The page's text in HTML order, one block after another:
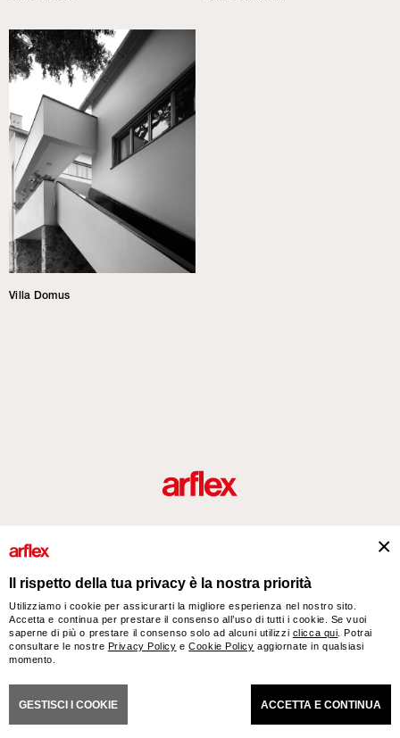
Villa Domus
arflex – sevensalotti spa via Pizzo Scalino 1 20833 Giussano (Monza e Brianza) Italy
- Phone +39 0362 853043 - VAT IT 00703820969 – © arflex - sevensalotti spa 2026
GENERALI DI VENDITA DICHIARAZIONE DI ACCESSIBILITÀ COOKIES PRIVACY
Il rispetto della tua privacy è la nostra priorità
Utilizziamo i cookie per assicurarti la migliore esperienza nel nostro sito.
Accetta e continua per prestare il consenso all’uso di tutti i cookie. Se vuoi
saperne di più o prestare il consenso solo ad alcuni utilizzi clicca qui . Potrai
consultare le nostre Privacy Policy eCookie Policy aggiornate in qualsiasi
momento.
GESTISCI I COOKIE ACCETTA E CONTINUA